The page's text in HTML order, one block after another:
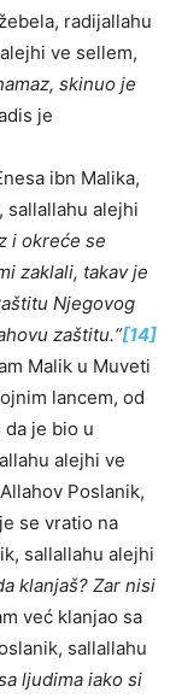
radijallahu
ve sellem,
skinuo je
je
ibn Malika,
sallallahu alejhi
i okreće se
zaklali, takav je
Njegovog
zaštitu.“[14]
Malik u Muveti
lancem, od
je bio u
alejhi ve
Poslanik,
se vratio na
sallallahu alejhi
klanjaš? Zar nisi
već klanjao sa
sallallahu
ljudima iako si